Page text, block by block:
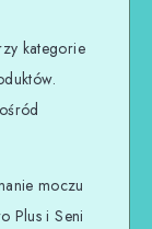
kategorie
moczu
Plus i Seni